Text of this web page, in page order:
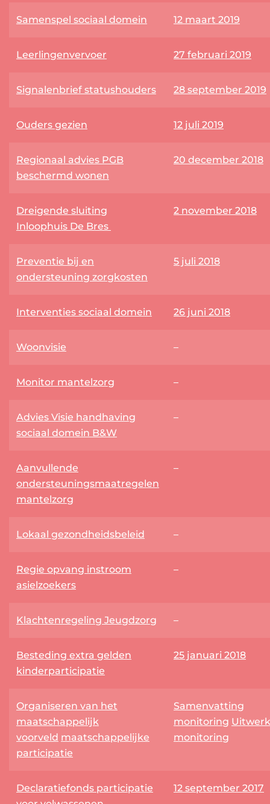
Samenspel sociaal domein 12 maart 2019
Leerlingenvervoer 27 februari 2019
Signalenbrief statushouders 28 september 2019
Ouders gezien 12 juli 2019
Regionaal advies PGB
beschermd wonen
20 december 2018
Dreigende sluiting
Inloophuis De Bres
2 november 2018
Preventie bij en
ondersteuning zorgkosten
5 juli 2018
Interventies sociaal domein 26 juni 2018
Woonvisie –
Monitor mantelzorg –
Advies Visie handhaving
sociaal domein B&W
–
Aanvullende
ondersteuningsmaatregelen
mantelzorg
–
Lokaal gezondheidsbeleid –
Regie opvang instroom
asielzoekers
–
Klachtenregeling Jeugdzorg –
Besteding extra gelden
kinderparticipatie
25 januari 2018
Organiseren van het
maatschappelijk
voorveld maatschappelijke
participatie
Samenvatting
monitoring
monitoring
Declaratiefonds participatie
12 september 2017